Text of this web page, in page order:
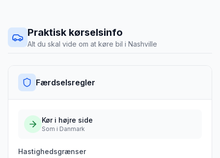
Praktisk kørselsinfo
Alt du skal vide om at køre bil i Nashville
Færdselsregler
Kør i højre side
Som i Danmark
Hastighedsgrænser